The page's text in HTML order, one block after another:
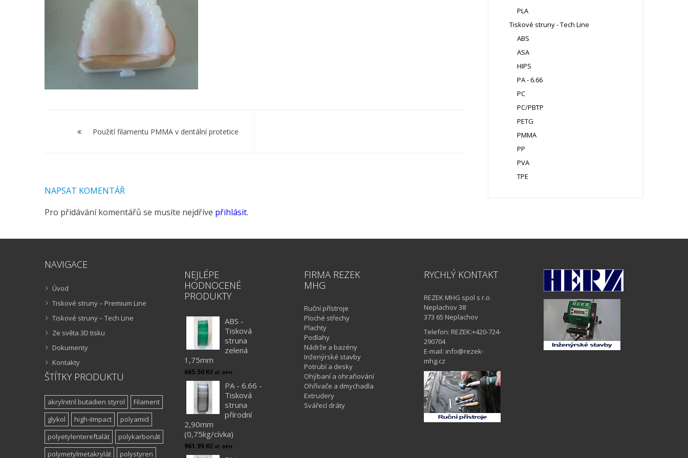
Použití filamentu PMMA v dentální protetice
NAPSAT KOMENTÁŘ
Pro přidávání komentářů se musíte nejdříve přihlásit.
PLA
Tiskové struny - Tech Line
ABS
ASA
HIPS
PA - 6.66
PC
PC/PBTP
PETG
PMMA
PP
PVA
TPE
NAVIGACE
Úvod
Tiskové struny – Premium Line
Tiskové struny – Tech Line
Ze světa 3D tisku
Dokumenty
Kontakty
ŠTÍTKY PRODUKTU
akrylnitril butadien styrol
Filament
glykol
high-iImpact
polyamid
polyetylentereftalát
polykarbonát
polymetylmetakrylát
polystyren
NEJLÉPE
HODNOCENÉ
PRODUKTY
ABS -
Tisková
struna
zelená
1,75mm
665.50 Kč vč. DPH
PA - 6.66 -
Tisková
struna
přírodní
2,90mm
(0,75kg/cívka)
961.95 Kč vč. DPH
FIRMA REZEK
MHG
Ruční přístroje
Ploché střechy
Plachty
Podlahy
Nádrže a bazény
Inženýrské stavby
Potrubí a desky
Ohýbaní a ohraňování
Ohřívače a dmychadla
Extrudery
Svářecí dráty
RYCHLÝ KONTAKT
REZEK MHG spol s r.o.
Neplachov 38
373 65 Neplachov
Telefon: REZEK:+420-724-
290704
E-mail: info@rezek-
mhg.cz